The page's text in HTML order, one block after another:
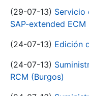
(29-07-13) Servicio
SAP-extended ECM
(24-07-13) Edición
(24-07-13)
RCM (Burgos)